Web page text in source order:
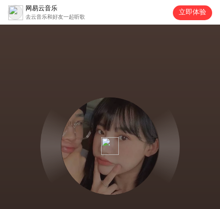
网易云音乐
去云音乐和好友一起听歌
立即体验